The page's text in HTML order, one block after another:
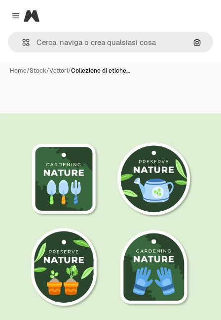
Close menu
Magnific
Cerca
Home/Stock/Vettori/Collezione di etiche…